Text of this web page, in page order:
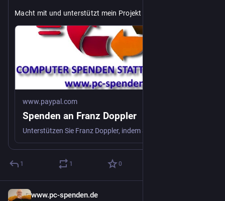
Macht mit und unterstützt mein Projekt
paypal.com/donate/?hosted_butt
pc-spenden.de/rc_images/bank.p
www.paypal.com
Spenden an Franz Doppler
1 1 0
www.pc-spenden.de